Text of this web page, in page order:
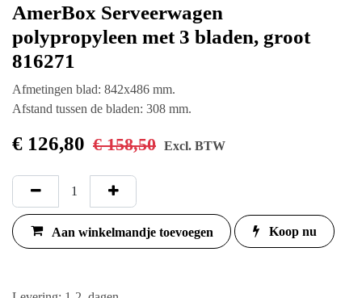
AmerBox Serveerwagen
polypropyleen met 3 bladen,
groot 816271
Afmetingen blad: 842x486 mm.
Afstand tussen de bladen: 308 mm.
€126,80 €158,50 Excl. BTW
Aan winkelmandje
toevoegen
Koop
nu